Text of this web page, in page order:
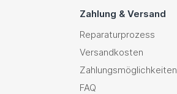
Zahlung & Versand
Reparaturprozess
Versandkosten
Zahlungsmöglichkeiten
FAQ